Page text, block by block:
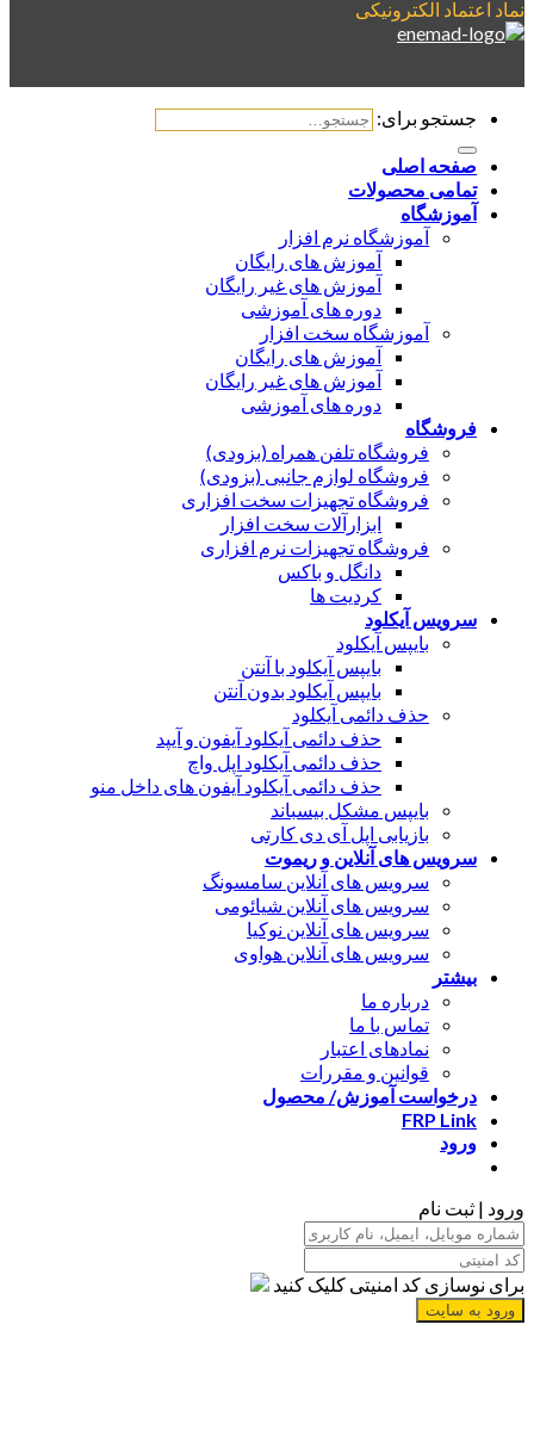
نماد اعتماد الکترونیکی
جستجو برای:
صفحه اصلی
تمامی محصولات
آموزشگاه
آموزشگاه نرم افزار
آموزش های رایگان
آموزش های غیر رایگان
دوره های آموزشی
آموزشگاه سخت افزار
آموزش های رایگان
آموزش های غیر رایگان
دوره های آموزشی
فروشگاه
فروشگاه تلفن همراه (بزودی)
فروشگاه لوازم جانبی (بزودی)
فروشگاه تجهیزات سخت افزاری
ابزارآلات سخت افزار
فروشگاه تجهیزات نرم افزاری
دانگل و باکس
کردیت ها
سرویس آیکلود
بایپس آیکلود
بایپس آیکلود با آنتن
بایپس آیکلود بدون آنتن
حذف دائمی آیکلود
حذف دائمی آیکلود آیفون و آیپد
حذف دائمی آیکلود اپل واچ
حذف دائمی آیکلود آیفون های داخل منو
بایپس مشکل بیسباند
بازیابی اپل آی دی کارتی
سرویس های آنلاین و ریموت
سرویس های آنلاین سامسونگ
سرویس های آنلاین شیائومی
سرویس های آنلاین نوکیا
سرویس های آنلاین هواوی
بیشتر
درباره ما
تماس با ما
نمادهای اعتبار
قوانین و مقررات
درخواست آموزش/ محصول
FRP Link
ورود
ورود | ثبت نام
برای نوسازی کد امنیتی کلیک کنید
ورود به سایت